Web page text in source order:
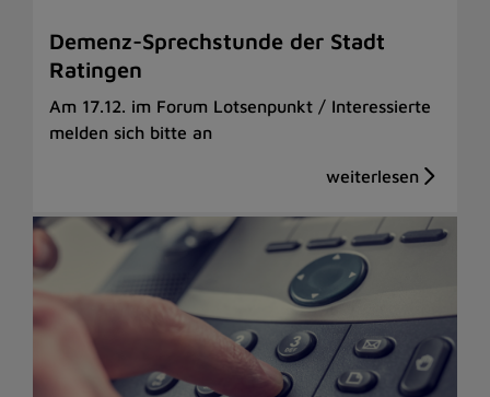
Demenz-Sprechstunde der Stadt
Ratingen
Am 17.12. im Forum Lotsenpunkt / Interessierte
melden sich bitte an